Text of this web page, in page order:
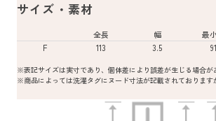
サイズ・素材
全長 幅 最
F
113 3.5 91
※表記サイズは実寸であり、個体差により誤差が生じる場合が
※商品によっては洗濯タグにヌード寸法が記載されております